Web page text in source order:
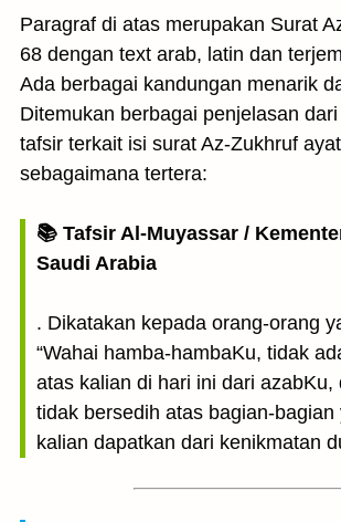
Paragraf di atas merupakan Surat
68 dengan text arab, latin dan
Ada berbagai kandungan menarik
Ditemukan berbagai penjelasan
tafsir terkait isi surat Az-Zukhruf
sebagaimana tertera:
📚 Tafsir Al-Muyassar /
Saudi Arabia
. Dikatakan kepada orang-orang
“Wahai hamba-hambaKu, tidak
atas kalian di hari ini dari azabKu,
tidak bersedih atas bagian-bagian
kalian dapatkan dari kenikmatan